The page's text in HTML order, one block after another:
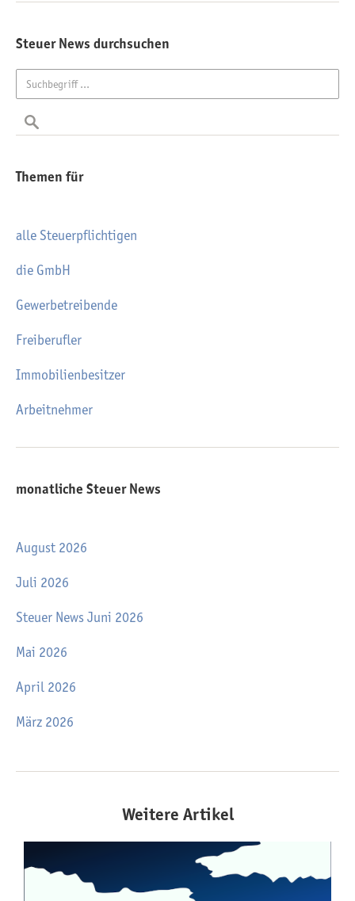
Steuer News durchsuchen
Themen für
alle Steuerpflichtigen
die GmbH
Gewerbetreibende
Freiberufler
Immobilienbesitzer
Arbeitnehmer
monatliche Steuer News
August 2026
Juli 2026
Steuer News Juni 2026
Mai 2026
April 2026
März 2026
Weitere Artikel